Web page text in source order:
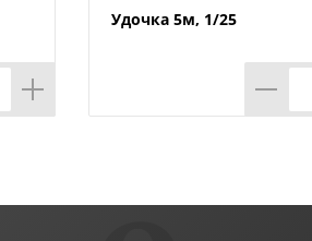
Удочка 5м, 1/25